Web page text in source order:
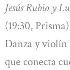
Jesús Rubio y
(19:30,
Danza y violín
que conecta